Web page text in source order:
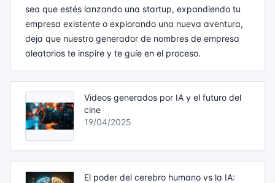
sea que estés lanzando una startup, expandiendo tu
empresa existente o explorando una nueva aventura,
deja que nuestro generador de nombres de empresa
aleatorios te inspire y te guíe en el proceso.
Videos generados por IA y el futuro del
cine
19/04/2025
El poder del cerebro humano vs la IA: